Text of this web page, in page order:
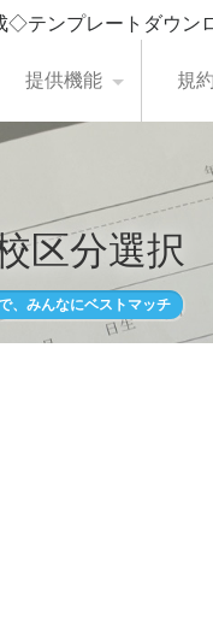
◇テンプレートダウ
提供機能 規
区分選択
、みんなにベストマッチ